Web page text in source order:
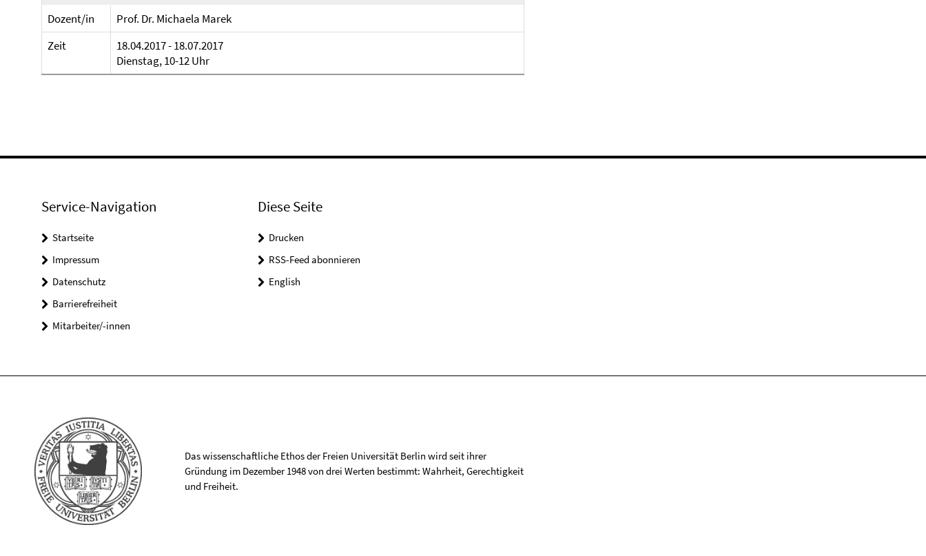
Dozent/in
Prof. Dr. Michaela Marek
Zeit
18.04.2017 - 18.07.2017
Dienstag, 10-12 Uhr
Service-Navigation
Startseite
Impressum
Datenschutz
Barrierefreiheit
Mitarbeiter/-innen
Diese Seite
Drucken
RSS-Feed abonnieren
English
Das wissenschaftliche Ethos der Freien Universität Berlin wird seit ihrer
Gründung im Dezember 1948 von drei Werten bestimmt: Wahrheit, Gerechtigkeit
und Freiheit.